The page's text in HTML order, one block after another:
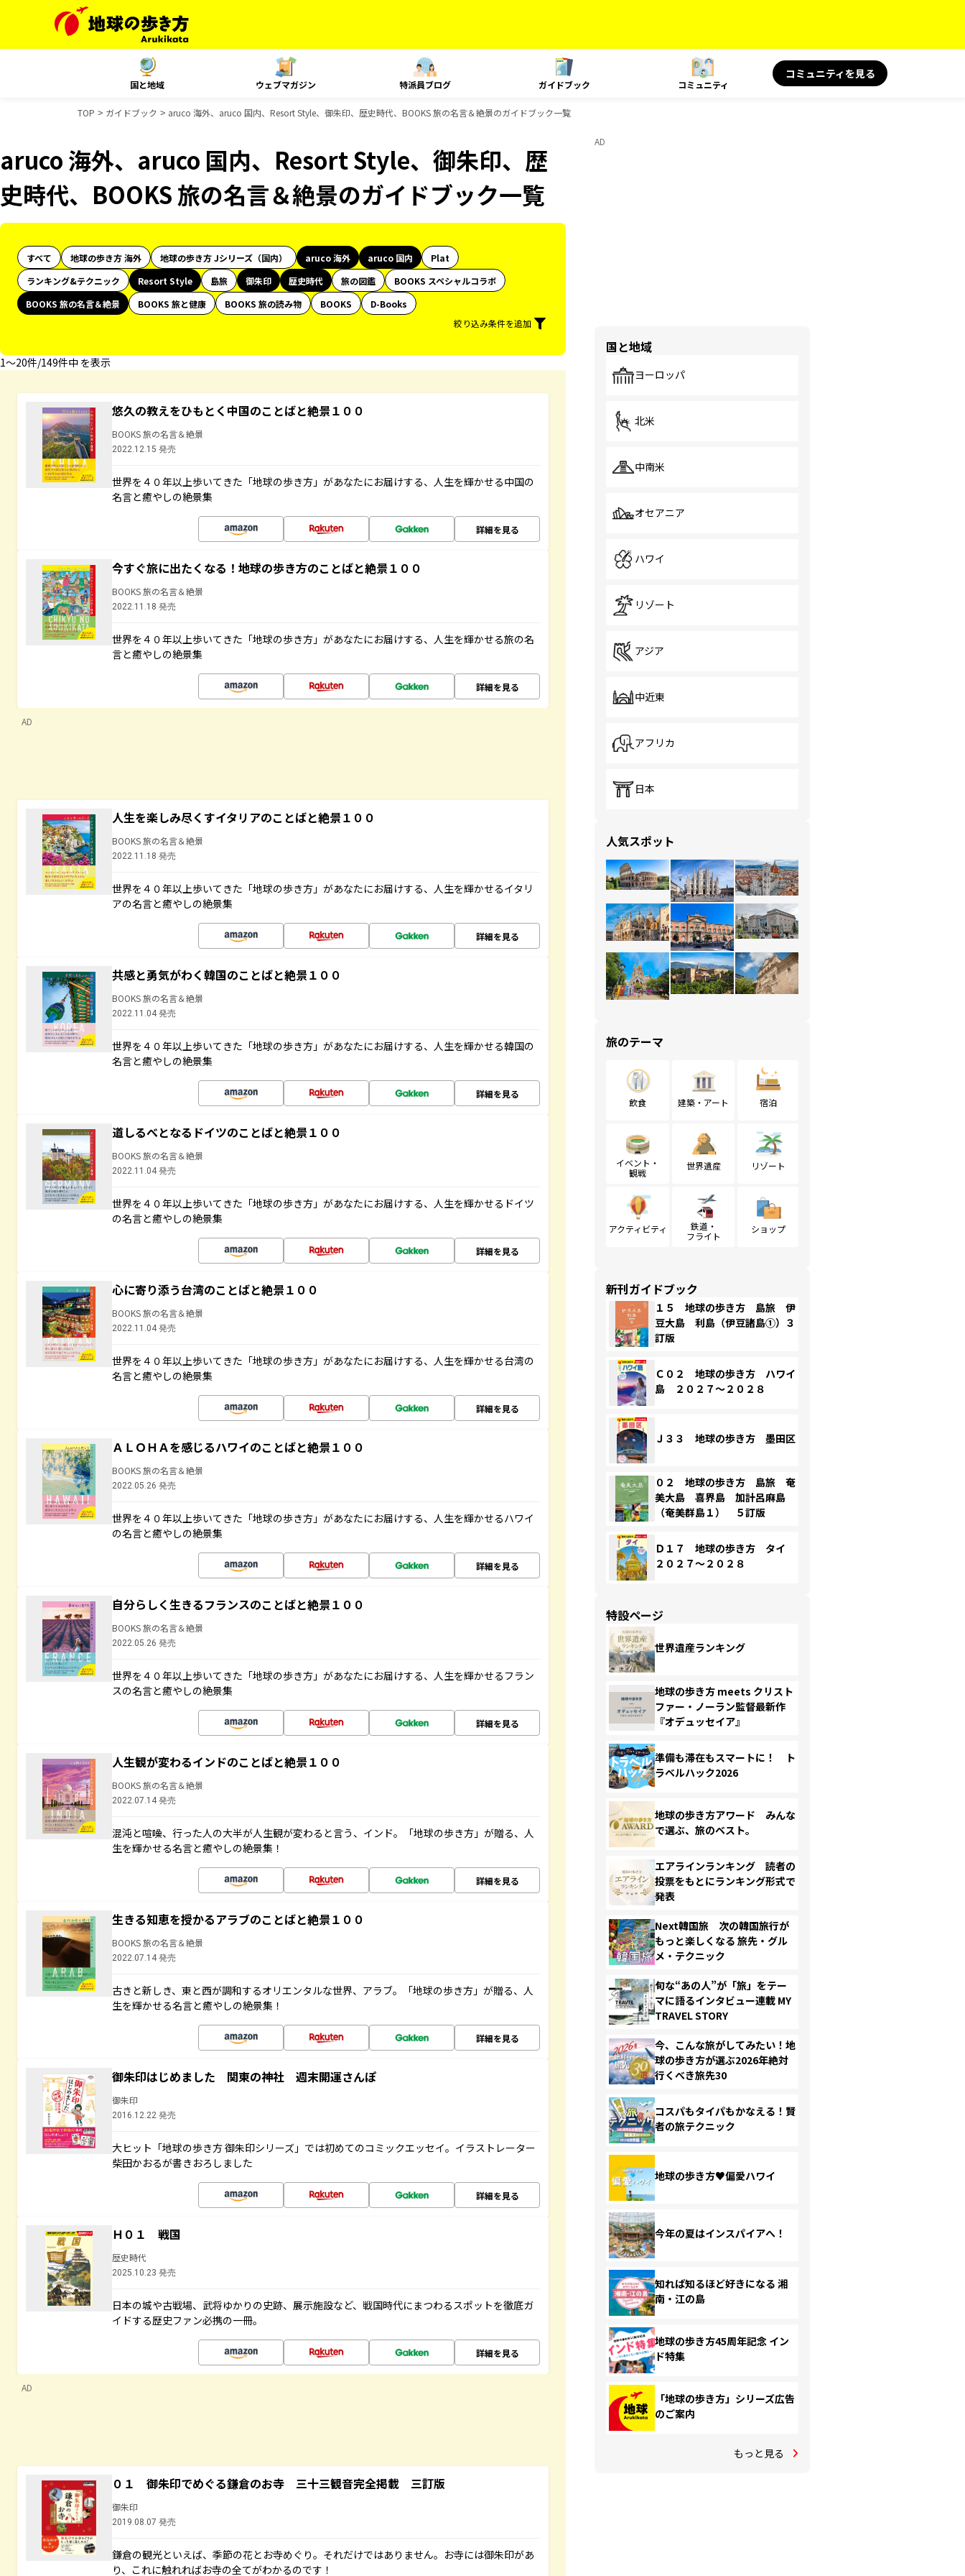
国と地域 ウェブマガジン 特派員ブログ ガイドブック コミュニティ
コミュニティを見る
TOP ガイドブック aruco 海外、aruco 国内、Resort Style、御朱印、歴史時代、BOOKS 旅の名言＆絶景のガイドブック一覧
aruco 海外、aruco 国内、Resort Style、御朱印、歴
史時代、BOOKS 旅の名言＆絶景のガイドブック一覧
すべて 地球の歩き方 海外 地球の歩き方 Jシリーズ（国内） aruco 海外 aruco 国内
Plat
ランキング&テクニック
Resort Style 島旅 御朱印 歴史時代 旅の図鑑
BOOKS スペシャルコラボ
BOOKS 旅の名言＆絶景
BOOKS 旅と健康 BOOKS 旅の読み物 BOOKS
D-Books
絞り込み条件を追加
1〜20件/149件中 を表示
悠久の教えをひもとく中国のことばと絶景１００
BOOKS 旅の名言＆絶景
2022.12.15 発売
世界を４０年以上歩いてきた「地球の歩き方」があなたにお届けする、人生を輝かせる中国の
名言と癒やしの絶景集
詳細を見る
今すぐ旅に出たくなる！地球の歩き方のことばと絶景１００
BOOKS 旅の名言＆絶景
2022.11.18 発売
世界を４０年以上歩いてきた「地球の歩き方」があなたにお届けする、人生を輝かせる旅の名
言と癒やしの絶景集
詳細を見る
AD
人生を楽しみ尽くすイタリアのことばと絶景１００
BOOKS 旅の名言＆絶景
2022.11.18 発売
世界を４０年以上歩いてきた「地球の歩き方」があなたにお届けする、人生を輝かせるイタリ
アの名言と癒やしの絶景集
詳細を見る
共感と勇気がわく韓国のことばと絶景１００
BOOKS 旅の名言＆絶景
2022.11.04 発売
世界を４０年以上歩いてきた「地球の歩き方」があなたにお届けする、人生を輝かせる韓国の
名言と癒やしの絶景集
詳細を見る
道しるべとなるドイツのことばと絶景１００
BOOKS 旅の名言＆絶景
2022.11.04 発売
世界を４０年以上歩いてきた「地球の歩き方」があなたにお届けする、人生を輝かせるドイツ
の名言と癒やしの絶景集
詳細を見る
心に寄り添う台湾のことばと絶景１００
BOOKS 旅の名言＆絶景
2022.11.04 発売
世界を４０年以上歩いてきた「地球の歩き方」があなたにお届けする、人生を輝かせる台湾の
名言と癒やしの絶景集
詳細を見る
ＡＬＯＨＡを感じるハワイのことばと絶景１００
BOOKS 旅の名言＆絶景
2022.05.26 発売
世界を４０年以上歩いてきた「地球の歩き方」があなたにお届けする、人生を輝かせるハワイ
の名言と癒やしの絶景集
詳細を見る
自分らしく生きるフランスのことばと絶景１００
BOOKS 旅の名言＆絶景
2022.05.26 発売
世界を４０年以上歩いてきた「地球の歩き方」があなたにお届けする、人生を輝かせるフラン
スの名言と癒やしの絶景集
詳細を見る
人生観が変わるインドのことばと絶景１００
BOOKS 旅の名言＆絶景
2022.07.14 発売
混沌と喧噪、行った人の大半が人生観が変わると言う、インド。「地球の歩き方」が贈る、人
生を輝かせる名言と癒やしの絶景集！
詳細を見る
生きる知恵を授かるアラブのことばと絶景１００
BOOKS 旅の名言＆絶景
2022.07.14 発売
古きと新しき、東と西が調和するオリエンタルな世界、アラブ。「地球の歩き方」が贈る、人
生を輝かせる名言と癒やしの絶景集！
詳細を見る
御朱印はじめました 関東の神社 週末開運さんぽ
御朱印
2016.12.22 発売
大ヒット「地球の歩き方 御朱印シリーズ」では初めてのコミックエッセイ。イラストレーター
柴田かおるが書きおろしました
詳細を見る
Ｈ０１ 戦国
歴史時代
2025.10.23 発売
日本の城や古戦場、武将ゆかりの史跡、展示施設など、戦国時代にまつわるスポットを徹底ガ
イドする歴史ファン必携の一冊。
詳細を見る
AD
０１ 御朱印でめぐる鎌倉のお寺 三十三観音完全掲載 三訂版
御朱印
2019.08.07 発売
鎌倉の観光といえば、季節の花とお寺めぐり。それだけではありません。お寺には御朱印があ
り、これに触れればお寺の全てがわかるのです！
AD
国と地域
ヨーロッパ
北米
中南米
オセアニア
ハワイ
リゾート
アジア
中近東
アフリカ
日本
人気スポット
旅のテーマ
飲食 建築・アート 宿泊
イベント・
観戦
世界遺産 リゾート
アクティビティ
鉄道・
フライト
ショップ
新刊ガイドブック
１５ 地球の歩き方 島旅 伊
豆大島 利島（伊豆諸島①）３
訂版
Ｃ０２ 地球の歩き方 ハワイ
島 ２０２７～２０２８
Ｊ３３ 地球の歩き方 墨田区
０２ 地球の歩き方 島旅 奄
美大島 喜界島 加計呂麻島
（奄美群島１） ５訂版
Ｄ１７ 地球の歩き方 タイ
２０２７～２０２８
特設ページ
世界遺産ランキング
地球の歩き方 meets クリスト
ファー・ノーラン監督最新作
『オデュッセイア』
準備も滞在もスマートに！ ト
ラベルハック2026
地球の歩き方アワード みんな
で選ぶ、旅のベスト。
エアラインランキング 読者の
投票をもとにランキング形式で
発表
Next韓国旅 次の韓国旅行が
もっと楽しくなる 旅先・グル
メ・テクニック
旬な“あの人”が「旅」をテー
マに語るインタビュー連載 MY
TRAVEL STORY
今、こんな旅がしてみたい！地
球の歩き方が選ぶ2026年絶対
行くべき旅先30
コスパもタイパもかなえる！賢
者の旅テクニック
地球の歩き方♥偏愛ハワイ
今年の夏はインスパイアへ！
知れば知るほど好きになる 湘
南・江の島
地球の歩き方45周年記念 イン
ド特集
「地球の歩き方」シリーズ広告
のご案内
もっと見る